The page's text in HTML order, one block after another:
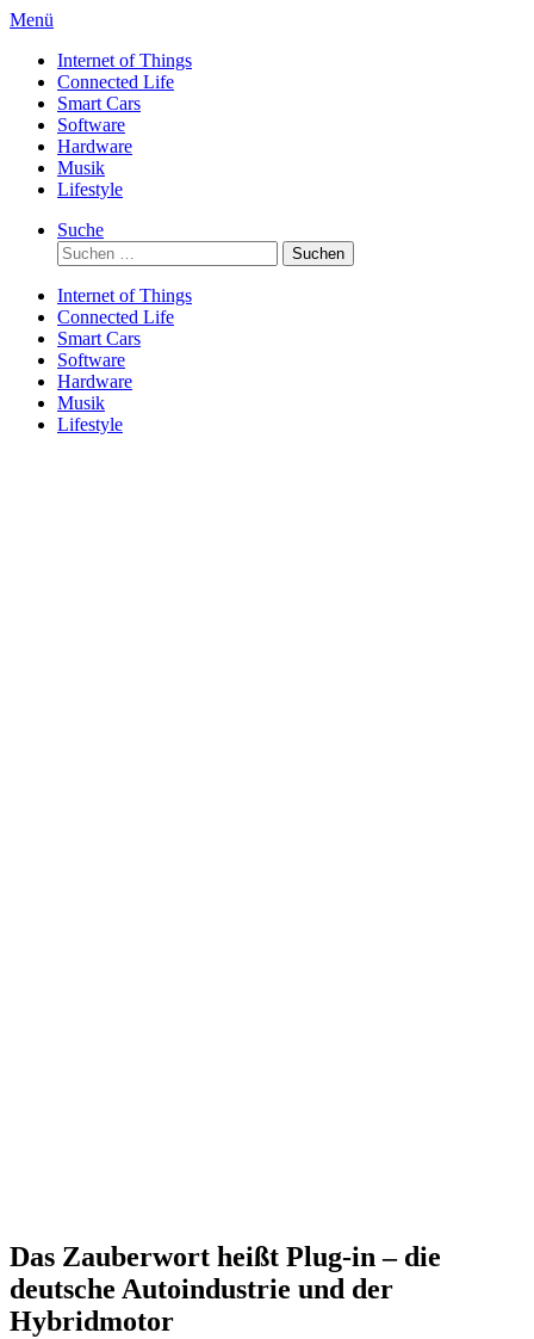
Direkt
Inhalt
Menü
Internet of Things
Connected Life
Smart Cars
Software
Hardware
Musik
Lifestyle
Suche
Suchen
nach:
Internet of Things
Connected Life
Smart Cars
Software
Hardware
Musik
Lifestyle
Das Zauberwort heißt Plug-in – die
deutsche Autoindustrie und der
Hybridmotor